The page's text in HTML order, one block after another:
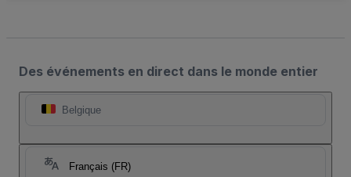
Des événements en direct dans le monde entier
Belgique
Français (FR)